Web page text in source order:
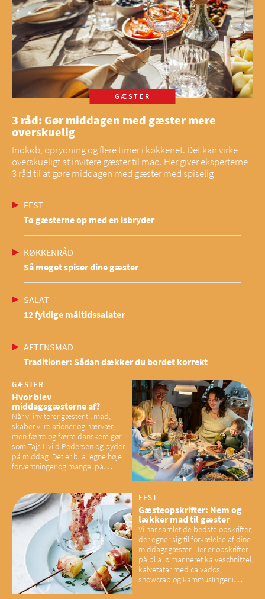
GÆSTER
3 råd: Gør middagen med gæster mere
overskuelig
Indkøb, oprydning og flere timer i køkkenet. Det kan virke
overskueligt at invitere gæster til mad. Her giver eksperterne
3 råd til at gøre middagen med gæster med spiselig
FEST
Tø gæsterne op med en isbryder
KØKKENRÅD
Så meget spiser dine gæster
SALAT
12 fyldige måltidssalater
AFTENSMAD
Traditioner: Sådan dækker du bordet korrekt
GÆSTER
Hvor blev
middagsgæsterne af?
Når vi inviterer gæster til mad,
skaber vi relationer og nærvær,
men færre og færre danskere gør
som Tajs Hviid Pedersen og byder
på middag. Det er bl.a. egne høje
forventninger og mangel på
have konsekvenser for vores
sociale fællesskaber
FEST
Gæsteopskrifter: Nem og
lækker mad til gæster
Vi har samlet de bedste opskrifter,
der egner sig til forkælelse af dine
middagsgæster. Her er opskrifter
på bl.a. ølmarineret kalveschnitzel,
kalvetatar med calvados,
snowcrab og kammuslinger i